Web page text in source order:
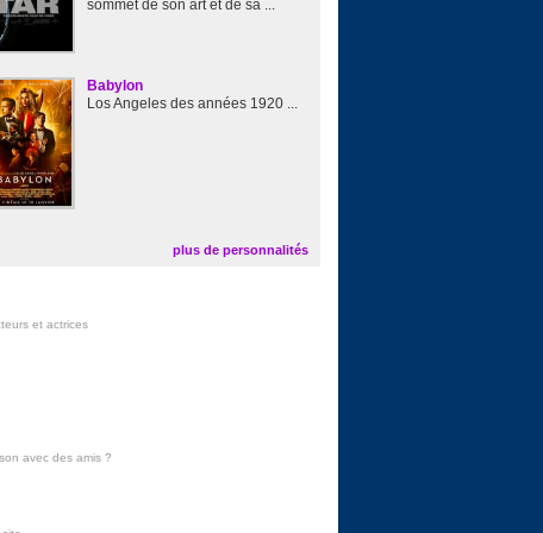
sommet de son art et de sa ...
Babylon
Los Angeles des années 1920 ...
plus de personnalités
et actrices
avec des amis?